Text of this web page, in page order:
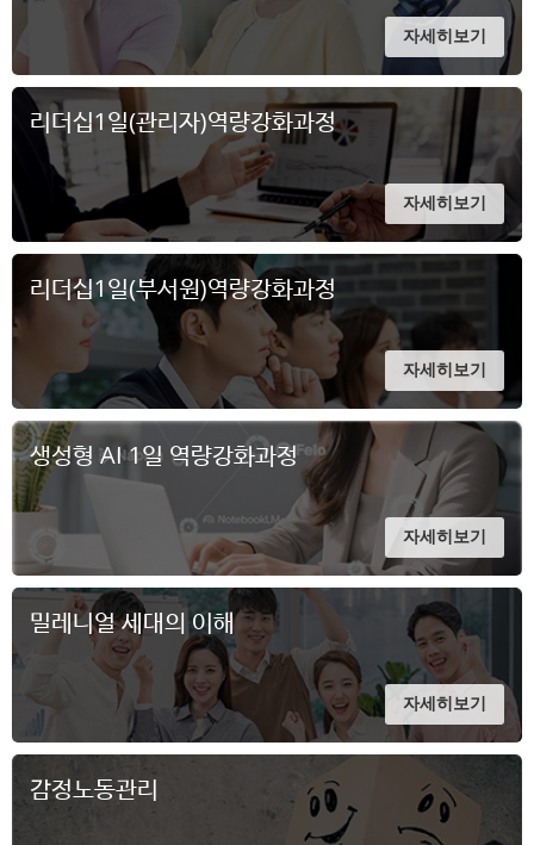
자세히보기
리더십1일(관리자)역량강화과정
자세히보기
리더십1일(부서원)역량강화과정
자세히보기
생성형 AI 1일 역량강화과정
자세히보기
밀레니얼 세대의 이해
자세히보기
감정노동관리